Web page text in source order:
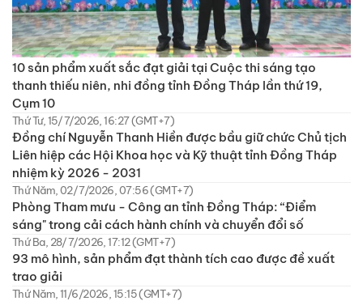
10 sản phẩm xuất sắc đạt giải tại Cuộc thi sáng tạo
thanh thiếu niên, nhi đồng tỉnh Đồng Tháp lần thứ 19,
Cụm 10
Thứ Tư, 15/7/2026, 16:27 (GMT+7)
Đồng chí Nguyễn Thanh Hiền được bầu giữ chức Chủ tịch
Liên hiệp các Hội Khoa học và Kỹ thuật tỉnh Đồng Tháp
nhiệm kỳ 2026 - 2031
Thứ Năm, 02/7/2026, 07:56 (GMT+7)
Phòng Tham mưu - Công an tỉnh Đồng Tháp: “Điểm
sáng" trong cải cách hành chính và chuyển đổi số
Thứ Ba, 28/7/2026, 17:12 (GMT+7)
93 mô hình, sản phẩm đạt thành tích cao được đề xuất
trao giải
Thứ Năm, 11/6/2026, 15:15 (GMT+7)